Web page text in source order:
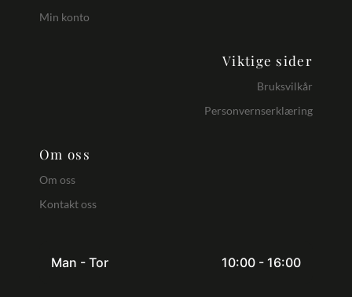
Dimensjoner
7.41 × 7.41 × 9.8 cm
Min konto
Viktige sider
Bruksvilkår
Personvernserklæring
Om oss
Om oss
Kontakt oss
Man - Tor 10:00 - 16:00